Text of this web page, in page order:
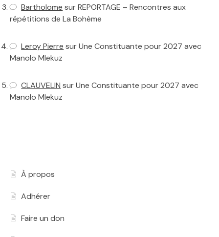
Bartholome surREPORTAGE – Rencontres aux
répétitions de La Bohème
Leroy Pierre surUne Constituante pour 2027 avec
Manolo Mlekuz
CLAUVELIN surUne Constituante pour 2027 avec
Manolo Mlekuz
À propos
Adhérer
Faire un don